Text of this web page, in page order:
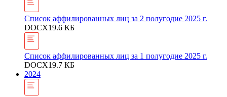
Список аффилированных лиц за 2 полугодие 2025 г.
DOCX19.6 КБ
Список аффилированных лиц за 1 полугодие 2025 г.
DOCX19.7 КБ
2024